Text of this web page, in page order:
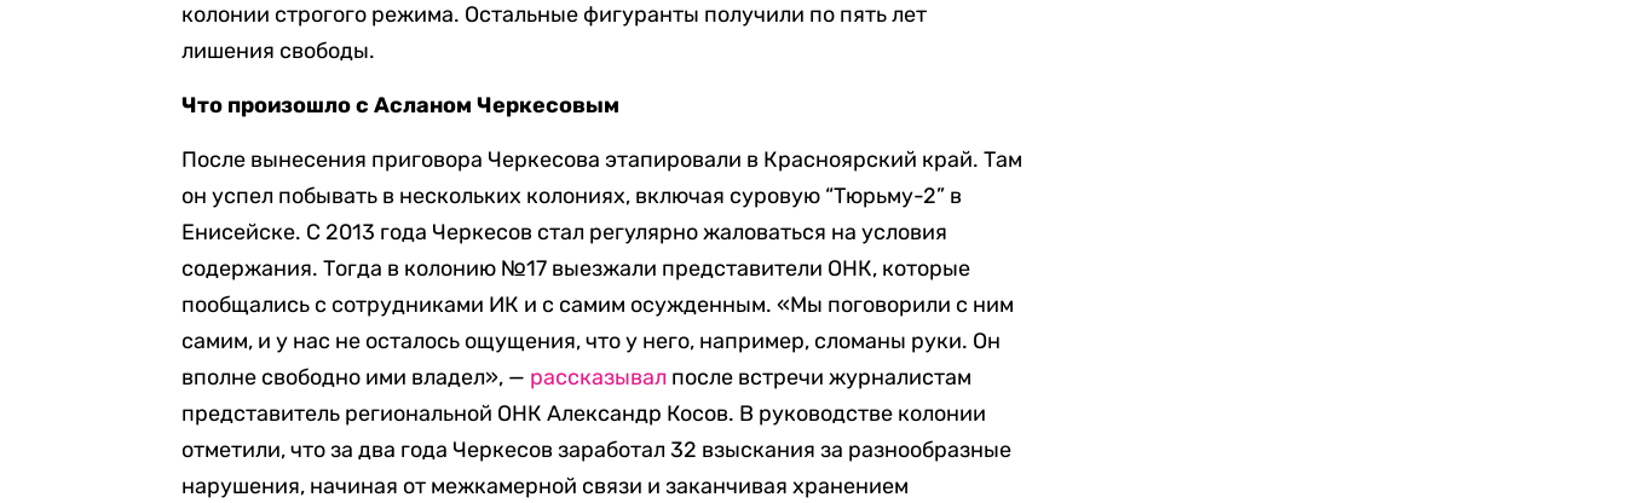
колонии строгого режима. Остальные фигуранты получили по пять лет
лишения свободы.
Что произошло с Асланом Черкесовым
После вынесения приговора Черкесова этапировали в Красноярский край. Там
он успел побывать в нескольких колониях, включая суровую “Тюрьму-2” в
Енисейске. С 2013 года Черкесов стал регулярно жаловаться на условия
содержания. Тогда в колонию №17 выезжали представители ОНК, которые
пообщались с сотрудниками ИК и с самим осужденным. «Мы поговорили с ним
самим, и у нас не осталось ощущения, что у него, например, сломаны руки. Он
вполне свободно ими владел», — рассказывал после встречи журналистам
представитель региональной ОНК Александр Косов. В руководстве колонии
отметили, что за два года Черкесов заработал 32 взыскания за разнообразные
нарушения, начиная от межкамерной связи и заканчивая хранением